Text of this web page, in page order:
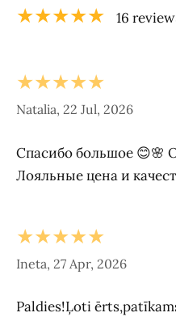
★★★★★ 16
★★★★★
Natalia, 22 Jul, 2026
Спасибо большое 😊🌸
Лояльные цена и
★★★★★
Ineta, 27 Apr, 2026
Paldies!Ļoti